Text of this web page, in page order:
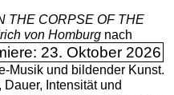
THE CORPSE OF THE
von Homburgnach
23. Oktober 2026
Musik und bildender Kunst.
Intensität und